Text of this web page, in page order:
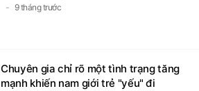
9 tháng trước
Chuyên gia chỉ rõ một tình trạng tăng
mạnh khiến nam giới trẻ "yếu" đi